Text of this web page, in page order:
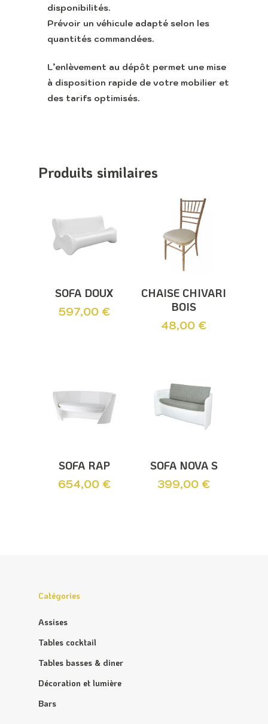
disponibilités.
Prévoir un véhicule adapté selon les
quantités commandées.
L’enlèvement au dépôt permet une mise
à disposition rapide de votre mobilier et
des tarifs optimisés.
Produits similaires
Ajouter Au
SOFA DOUX
597,00 €
Ajouter Au
Panier
CHAISE CHIVARI
BOIS
48,00 €
Ajouter Au
SOFA RAP
654,00 €
Ajouter Au
SOFA NOVA S
399,00 €
Catégories
Assises
Tables cocktail
Tables basses & diner
Décoration et lumière
Bars